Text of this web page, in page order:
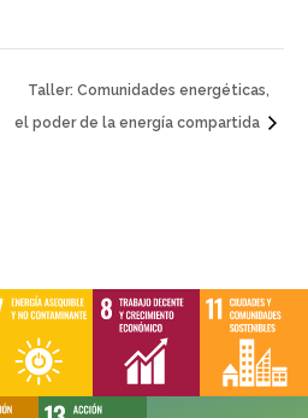
Taller: Comunidades energéticas,
el poder de la energía compartida